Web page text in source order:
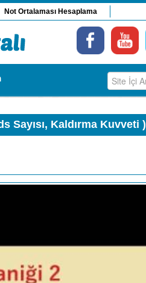
Not Ortalaması Hesaplama
Sayısı, Kaldırma Kuvveti )